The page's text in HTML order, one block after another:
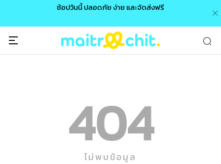
ช้อปวันนี้ ปลอดภัย ง่าย และจัดส่งฟรี
404
ไม่พบข้อมูล